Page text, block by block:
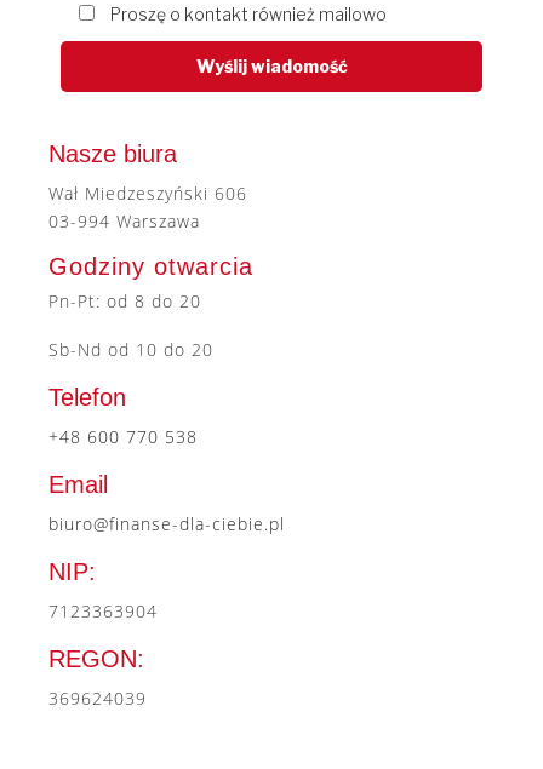
Proszę o kontakt również mailowo
Nasze biura
Wał Miedzeszyński 606
03-994 Warszawa
Godziny otwarcia
Pn-Pt: od 8 do 20
Sb-Nd od 10 do 20
Telefon
+48 600 770 538
Email
biuro@finanse-dla-ciebie.pl
NIP:
7123363904
REGON:
369624039